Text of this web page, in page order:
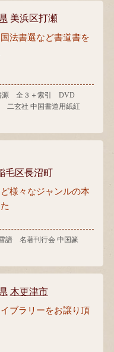
美浜区打瀬
法書選など書道書を
源 全３＋索引 DVD
二玄社 中国書道用紙紅
毛区長沼町
様々なジャンルの本
譜 名著刊行会 中国篆
木更津市
ブラリーをお譲り頂